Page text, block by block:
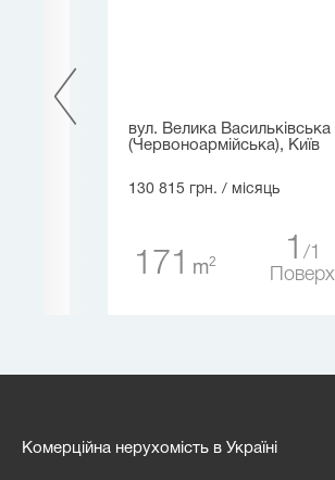
вул. Велика Васильківська
(Червоноармійська), Київ
130 815 грн. / місяць
171 m2 1
1
Поверх
Комерційна нерухомість в Україні